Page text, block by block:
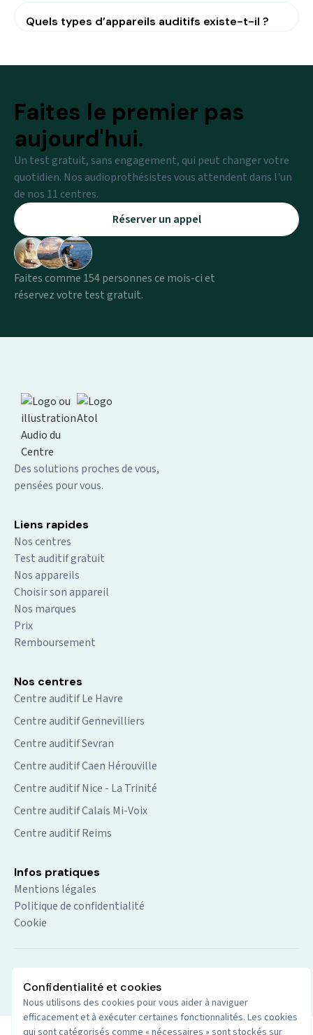
Quels types d’appareils auditifs existe-t-il ?
Faites le premier pas
aujourd'hui.
Un test gratuit, sans engagement, qui peut changer votre
quotidien. Nos audioprothésistes vous attendent dans l'un
de nos 11 centres.
Réserver un appel
Faites comme 154 personnes ce mois-ci et
réservez votre test gratuit.
Confidentialité et cookies
Nous utilisons des cookies pour vous aider à naviguer
efficacement et à exécuter certaines fonctionnalités. Les cookies
qui sont catégorisés comme « nécessaires » sont stockés sur
Des solutions proches de vous,
pensées pour vous.
Liens rapides
Nos centres
Test auditif gratuit
Nos appareils
Choisir son appareil
Nos marques
Prix
Remboursement
Infos pratiques
Mentions légales
Politique de confidentialité
Cookie
Nos centres
Centre auditif Le Havre
Centre auditif Gennevilliers
Centre auditif Sevran
Centre auditif Caen Hérouville
Centre auditif Nice - La Trinité
Centre auditif Calais Mi-Voix
Centre auditif Reims
© 2026 Audio du centre. Tout droits réservés.
Wenoble